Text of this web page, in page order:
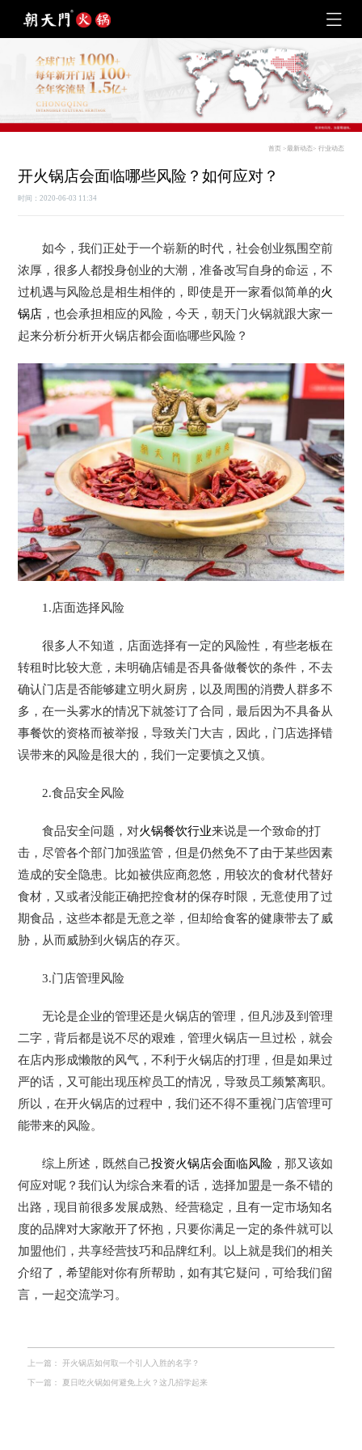
首页 >最新动态> 行业动态
开火锅店会面临哪些风险？如何应对？
时间：2020-06-03 11:34
如今，我们正处于一个崭新的时代，社会创业氛围空前
浓厚，很多人都投身创业的大潮，准备改写自身的命运，不
过机遇与风险总是相生相伴的，即使是开一家看似简单的火
锅店 ，也会承担相应的风险，今天，朝天门火锅就跟大家一
起来分析分析开火锅店都会面临哪些风险？
1.店面选择风险
很多人不知道，店面选择有一定的风险性，有些老板在
转租时比较大意，未明确店铺是否具备做餐饮的条件，不去
确认门店是否能够建立明火厨房，以及周围的消费人群多不
多，在一头雾水的情况下就签订了合同，最后因为不具备从
事餐饮的资格而被举报，导致关门大吉，因此，门店选择错
误带来的风险是很大的，我们一定要慎之又慎。
2.食品安全风险
食品安全问题，对火锅餐饮行业来说是一个致命的打
击，尽管各个部门加强监管，但是仍然免不了由于某些因素
造成的安全隐患。比如被供应商忽悠，用较次的食材代替好
食材，又或者没能正确把控食材的保存时限，无意使用了过
期食品，这些本都是无意之举，但却给食客的健康带去了威
胁，从而威胁到火锅店的存灭。
3.门店管理风险
无论是企业的管理还是火锅店的管理，但凡涉及到管理
二字，背后都是说不尽的艰难，管理火锅店一旦过松，就会
在店内形成懒散的风气，不利于火锅店的打理，但是如果过
严的话，又可能出现压榨员工的情况，导致员工频繁离职。
所以，在开火锅店的过程中，我们还不得不重视门店管理可
能带来的风险。
综上所述，既然自己投资火锅店会面临风险 ，那又该如
何应对呢？我们认为综合来看的话，选择加盟是一条不错的
出路，现目前很多发展成熟、经营稳定，且有一定市场知名
度的品牌对大家敞开了怀抱，只要你满足一定的条件就可以
加盟他们，共享经营技巧和品牌红利。以上就是我们的相关
介绍了，希望能对你有所帮助，如有其它疑问，可给我们留
言，一起交流学习。
上一篇： 开火锅店如何取一个引人入胜的名字？
下一篇： 夏日吃火锅如何避免上火？这几招学起来